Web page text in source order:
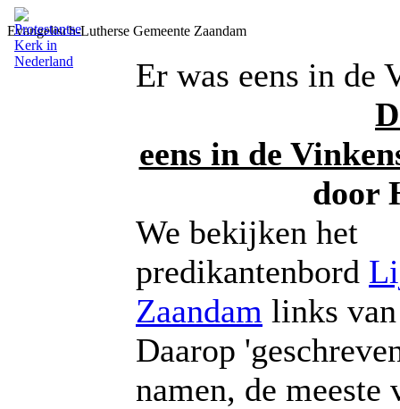
Evangelisch-Lutherse Gemeente Zaandam
Er was eens in de
eens in de
door
We bekijken het
predikantenbord
Zaandam links
Daarop
namen, de meeste